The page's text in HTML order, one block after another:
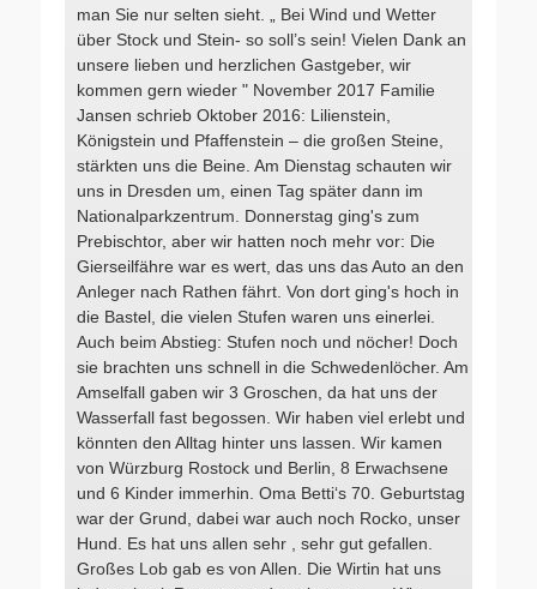
man Sie nur selten sieht. „ Bei Wind und Wetter
über Stock und Stein- so soll’s sein! Vielen Dank an
unsere lieben und herzlichen Gastgeber, wir
kommen gern wieder " November 2017 Familie
Jansen schrieb Oktober 2016: Lilienstein,
Königstein und Pfaffenstein – die großen Steine,
stärkten uns die Beine. Am Dienstag schauten wir
uns in Dresden um, einen Tag später dann im
Nationalparkzentrum. Donnerstag ging's zum
Prebischtor, aber wir hatten noch mehr vor: Die
Gierseilfähre war es wert, das uns das Auto an den
Anleger nach Rathen fährt. Von dort ging's hoch in
die Bastel, die vielen Stufen waren uns einerlei.
Auch beim Abstieg: Stufen noch und nöcher! Doch
sie brachten uns schnell in die Schwedenlöcher. Am
Amselfall gaben wir 3 Groschen, da hat uns der
Wasserfall fast begossen. Wir haben viel erlebt und
könnten den Alltag hinter uns lassen. Wir kamen
von Würzburg Rostock und Berlin, 8 Erwachsene
und 6 Kinder immerhin. Oma Betti‘s 70. Geburtstag
war der Grund, dabei war auch noch Rocko, unser
Hund. Es hat uns allen sehr , sehr gut gefallen.
Großes Lob gab es von Allen. Die Wirtin hat uns